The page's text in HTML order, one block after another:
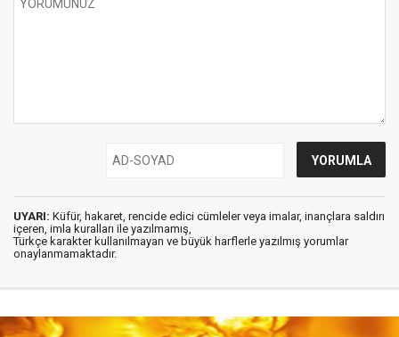
UYARI: Küfür, hakaret, rencide edici cümleler veya imalar, inançlara saldırı
içeren, imla kuralları ile yazılmamış,
Türkçe karakter kullanılmayan ve büyük harflerle yazılmış yorumlar
onaylanmamaktadır.